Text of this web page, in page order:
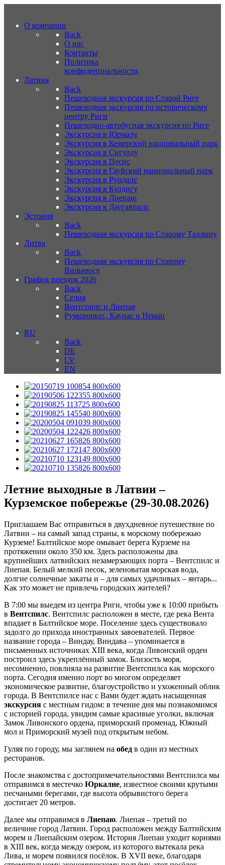
О компании
Back
О нас
Контакты
Политика
конфиденциальности
Латвия
Back
Пешеходная экскурсия по Старой Риге
Пешеходная экскурсия по историческому
центру Риги
Пешеходно-автобусная экскурсия по Риге
Экскурсия в Юрмалу
Экскурсия в Кемерский национальный парк
Экскурсия в Сигулду
Экскурсия в Цесис
Экскурсия в Гауйский национальный парк
Экскурсия в Рундале
Экскурсия в Кулдигу
Экскурсия в Лиепаю
Экскурсия в Даугавпилс
Эстония
Back
Пешеходная экскурсия по Старому Таллину
Литва
Back
Пешеходная экскурсия по Старому
Вильнюсу
График поездок 2026
Back
Селия
Вентспилс и Лиепая
Румшишкес, Каунас и Неман
RU
Back
DE
LV
EN
Летние выходные в Латвии –
Курземское побережье (29-30.08.2026)
Приглашаем Вас отправиться в двухдневное путешествие по
Латвии – на самый запад страны, к морскому побережью
Курземе! Балтийское море омывает берега Курземе на
протяжении около 350 км. Здесь расположены два
крупнейших латвийских незамерзающих порта – Вентспилс и
Лиепая. Белый мелкий песок, зеленоватая морская вода,
долгие солнечные закаты и – для самых удачливых – янтарь...
Как это может не привлечь городских жителей?
В 7:00 мы выедем из центра Риги, чтобы уже к 10:00 прибыть
в Вентспилс. Вентспилс расположен в месте, где река Вента
впадает в Балтийское море. Поселение здесь существовало
задолго до прихода иностранных завоевателей. Первое
название города – Виндау, Виндава – упоминается в
письменных источниках XIII века, когда Ливонский орден
построил здесь укреплённый замок. Близость моря,
несомненно, повлияла на развитие Вентспилса как морского
порта. Сегодня именно порт во многом определяет
экономическое развитие, благоустройство и ухоженный облик
города. В Вентспилсе нас с Вами будет ждать насыщенная
экскурсия с местным гидом: в течение дня мы познакомимся
с историей города, увидим самые красивые уголки, включая
Замок Ливонского ордена, приморский променад, Южный
мол и Приморский музей под открытым небом.
Гуляя по городу, мы заглянем на обед в один из местных
ресторанов.
После знакомства с достопримечательностями Вентспилса мы
отправимся в местечко Юркалне, известное своими крутыми
песчаными берегами, где высота обрывистого берега
достигает 20 метров.
Далее мы отправимся в Лиепаю. Лиепая – третий по
величине город Латвии. Город расположен между Балтийским
морем и Лиепайским озером. История Лиепаи уходит корнями
в XIII век, когда между озером, из которого вытекала река
Лива, и морем появился посёлок. В XVII веке, благодаря